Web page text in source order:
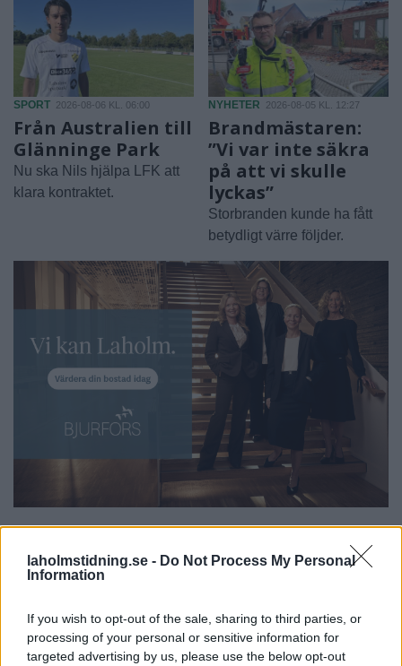
laholmstidning.se - Do Not Process My Personal
Information
If you wish to opt-out of the sale, sharing to third parties, or
processing of your personal or sensitive information for
targeted advertising by us, please use the below opt-out
SPORT 2026-08-06 KL. 06:00
Från Australien till
Glänninge Park
Nu ska Nils hjälpa LFK att
klara kontraktet.
NYHETER 2026-08-05 KL. 12:27
Brandmästaren:
”Vi var inte säkra
på att vi skulle
lyckas”
Storbranden kunde ha fått
betydligt värre följder.